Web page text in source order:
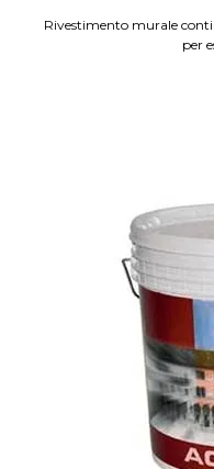
Rivestimento murale
per